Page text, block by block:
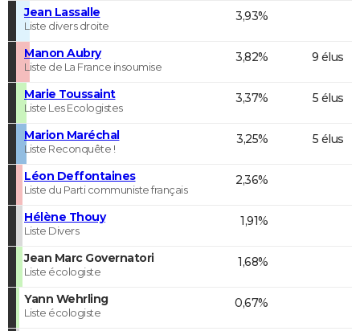
Jean Lassalle
Liste divers droite
3,93%
Manon Aubry
Liste de La France insoumise
3,82% 9 élus
Marie Toussaint
Liste Les Ecologistes
3,37% 5 élus
Marion Maréchal
Liste Reconquête !
3,25% 5 élus
Léon Deffontaines
Liste du Parti communiste français
2,36%
Hélène Thouy
Liste Divers
1,91%
Jean Marc Governatori
Liste écologiste
1,68%
Yann Wehrling
Liste écologiste
0,67%